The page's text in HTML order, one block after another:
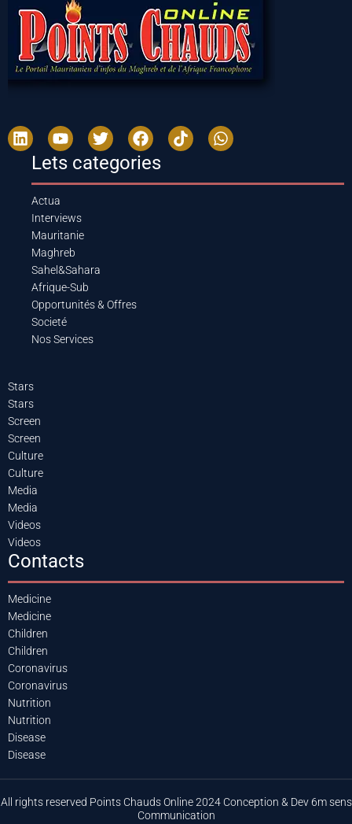
Lets categories
Actua
Interviews
Mauritanie
Maghreb
Sahel&Sahara
Afrique-Sub
Opportunités & Offres
Societé
Nos Services
Stars
Stars
Screen
Screen
Culture
Culture
Media
Media
Videos
Videos
Contacts
Medicine
Medicine
Children
Children
Coronavirus
Coronavirus
Nutrition
Nutrition
Disease
Disease
All rights reserved Points Chauds Online 2024 Conception & Dev 6m sens
Communication